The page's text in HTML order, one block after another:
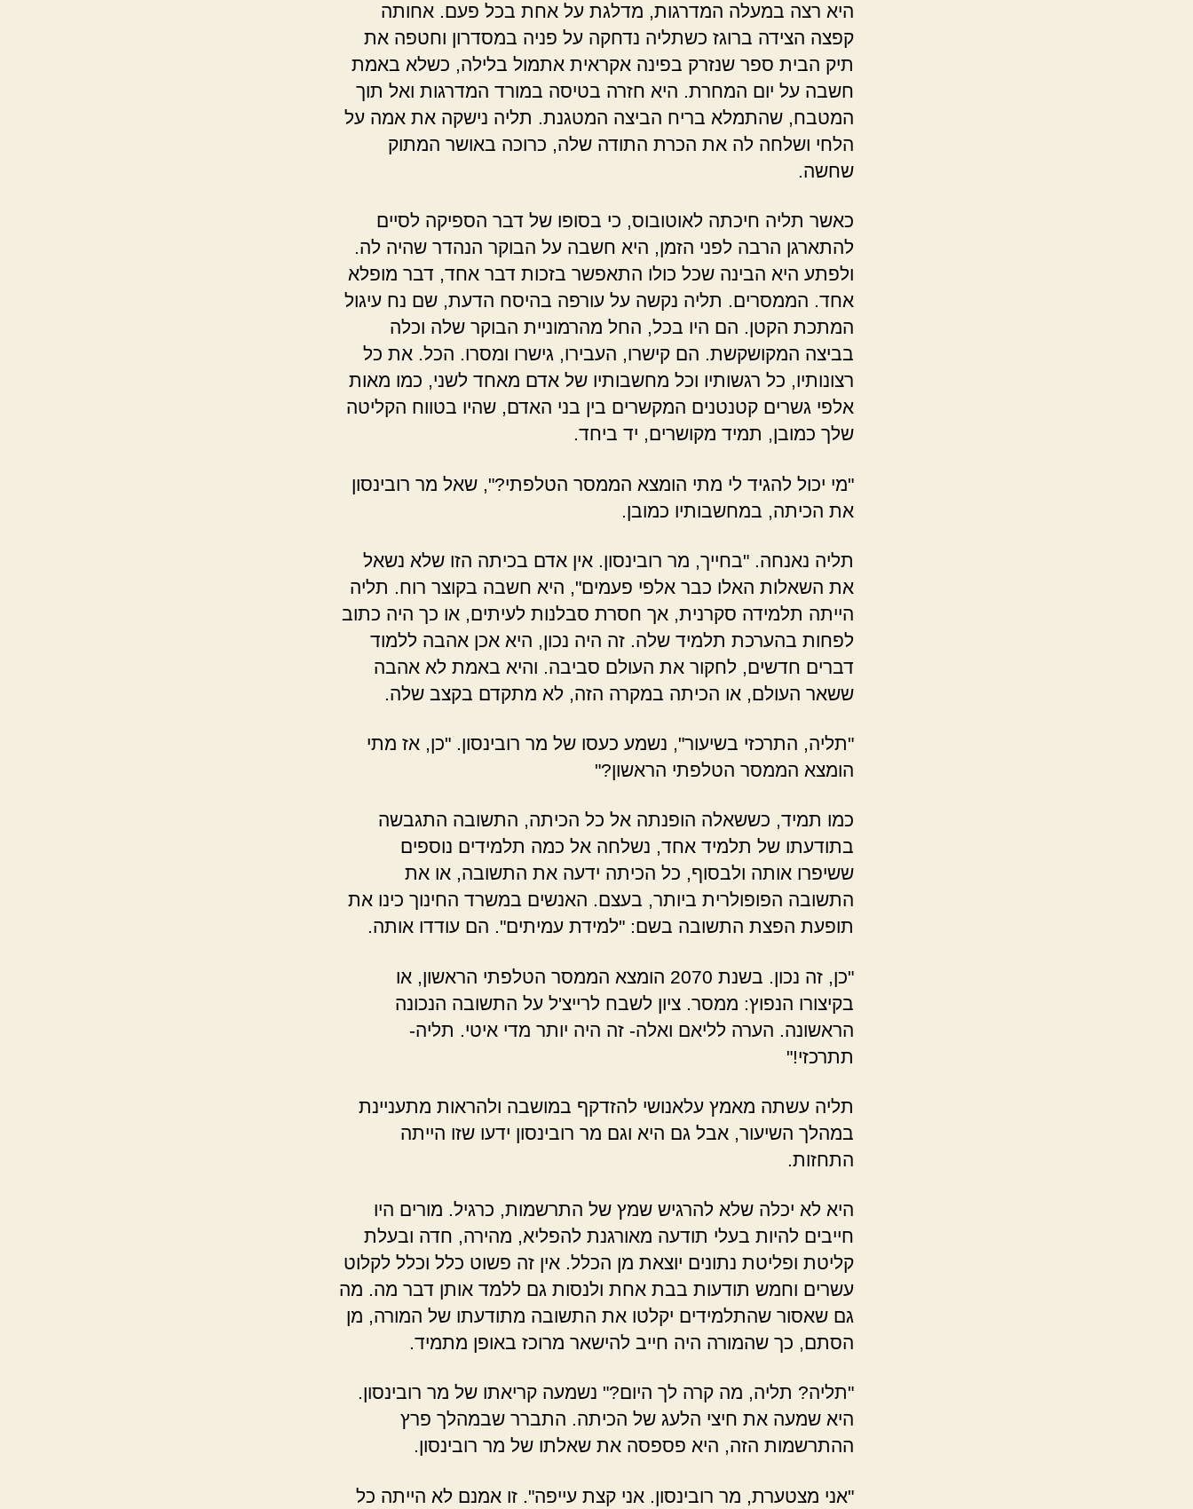
היא רצה במעלה המדרגות, מדלגת על אחת בכל פעם. אחותה
קפצה הצידה ברוגז כשתליה נדחקה על פניה במסדרון וחטפה את
תיק הבית ספר שנזרק בפינה אקראית אתמול בלילה, כשלא באמת
חשבה על יום המחרת. היא חזרה בטיסה במורד המדרגות ואל תוך
המטבח, שהתמלא בריח הביצה המטגנת. תליה נישקה את אמה על
הלחי ושלחה לה את הכרת התודה שלה, כרוכה באושר המתוק
שחשה.
כאשר תליה חיכתה לאוטובוס, כי בסופו של דבר הספיקה לסיים
להתארגן הרבה לפני הזמן, היא חשבה על הבוקר הנהדר שהיה לה.
ולפתע היא הבינה שכל כולו התאפשר בזכות דבר אחד, דבר מופלא
אחד. הממסרים. תליה נקשה על עורפה בהיסח הדעת, שם נח עיגול
המתכת הקטן. הם היו בכל, החל מהרמוניית הבוקר שלה וכלה
בביצה המקושקשת. הם קישרו, העבירו, גישרו ומסרו. הכל. את כל
רצונותיו, כל רגשותיו וכל מחשבותיו של אדם מאחד לשני, כמו מאות
אלפי גשרים קטנטנים המקשרים בין בני האדם, שהיו בטווח הקליטה
שלך כמובן, תמיד מקושרים, יד ביחד.
"מי יכול להגיד לי מתי הומצא הממסר הטלפתי?", שאל מר רובינסון
את הכיתה, במחשבותיו כמובן.
תליה נאנחה. "בחייך, מר רובינסון. אין אדם בכיתה הזו שלא נשאל
את השאלות האלו כבר אלפי פעמים", היא חשבה בקוצר רוח. תליה
הייתה תלמידה סקרנית, אך חסרת סבלנות לעיתים, או כך היה כתוב
לפחות בהערכת תלמיד שלה. זה היה נכון, היא אכן אהבה ללמוד
דברים חדשים, לחקור את העולם סביבה. והיא באמת לא אהבה
ששאר העולם, או הכיתה במקרה הזה, לא מתקדם בקצב שלה.
"תליה, התרכזי בשיעור", נשמע כעסו של מר רובינסון. "כן, אז מתי
הומצא הממסר הטלפתי הראשון?"
כמו תמיד, כששאלה הופנתה אל כל הכיתה, התשובה התגבשה
בתודעתו של תלמיד אחד, נשלחה אל כמה תלמידים נוספים
ששיפרו אותה ולבסוף, כל הכיתה ידעה את התשובה, או את
התשובה הפופולרית ביותר, בעצם. האנשים במשרד החינוך כינו את
תופעת הפצת התשובה בשם: "למידת עמיתים". הם עודדו אותה.
"כן, זה נכון. בשנת 2070 הומצא הממסר הטלפתי הראשון, או
בקיצורו הנפוץ: ממסר. ציון לשבח לרייצ'ל על התשובה הנכונה
הראשונה. הערה לליאם ואלה- זה היה יותר מדי איטי. תליה-
תתרכזי!"
תליה עשתה מאמץ עלאנושי להזדקף במושבה ולהראות מתעניינת
במהלך השיעור, אבל גם היא וגם מר רובינסון ידעו שזו הייתה
התחזות.
היא לא יכלה שלא להרגיש שמץ של התרשמות, כרגיל. מורים היו
חייבים להיות בעלי תודעה מאורגנת להפליא, מהירה, חדה ובעלת
קליטת ופליטת נתונים יוצאת מן הכלל. אין זה פשוט כלל וכלל לקלוט
עשרים וחמש תודעות בבת אחת ולנסות גם ללמד אותן דבר מה. מה
גם שאסור שהתלמידים יקלטו את התשובה מתודעתו של המורה, מן
הסתם, כך שהמורה היה חייב להישאר מרוכז באופן מתמיד.
"תליה? תליה, מה קרה לך היום?" נשמעה קריאתו של מר רובינסון.
היא שמעה את חיצי הלעג של הכיתה. התברר שבמהלך פרץ
ההתרשמות הזה, היא פספסה את שאלתו של מר רובינסון.
"אני מצטערת, מר רובינסון. אני קצת עייפה". זו אמנם לא הייתה כל